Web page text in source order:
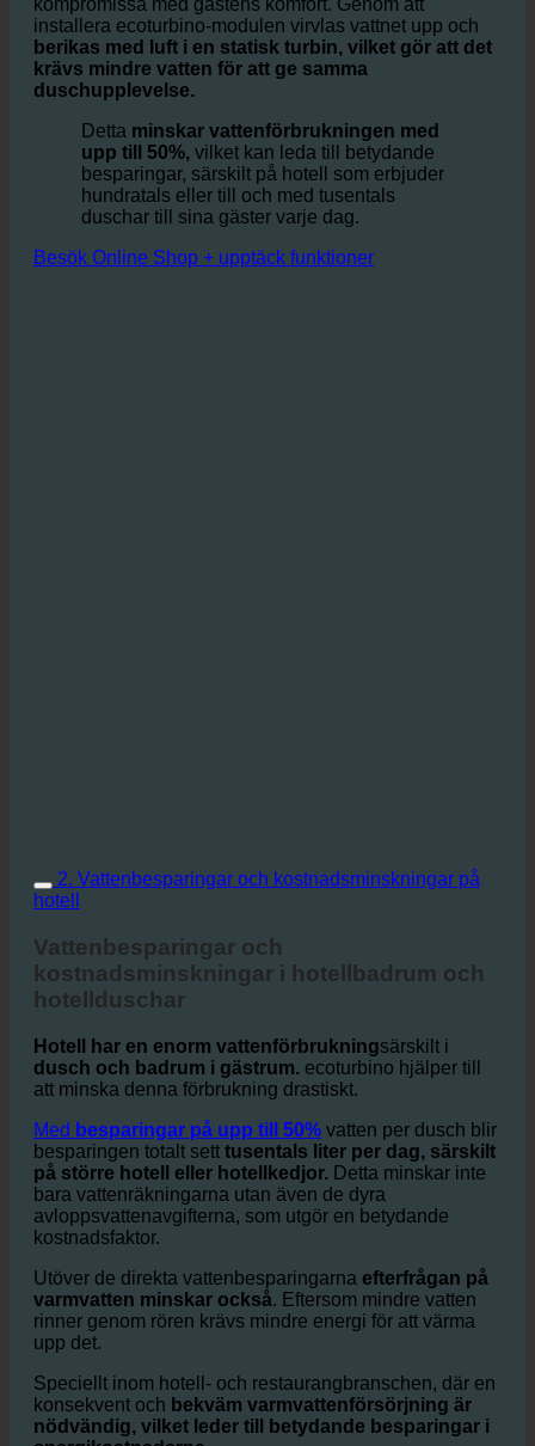
Den bygger på idén att optimera förhållandet mellan
vatten och luft i duschar och handfat, utan att
kompromissa med gästens komfort. Genom att
installera ecoturbino-modulen virvlas vattnet upp och
berikas med luft i en statisk turbin, vilket gör att det
duschupplevelse.
Dettaminskar vattenförbrukningen med
upp till 50%,vilket kan leda till betydande
besparingar, särskilt på hotell som erbjuder
duschar till sina gäster varje dag.
hotell
Vattenbesparingar och
hotellduschar
Hotell har en enorm vattenförbrukning
att minska denna förbrukning drastiskt.
Medbesparingar på upp till 50%vatten per dusch blir
besparingen totalt setttusentals liter per dag, särskilt
på större hotell eller hotellkedjor. Detta minskar inte
bara vattenräkningarna utan även de dyra
kostnadsfaktor.
Utöver de direkta vattenbesparingarnaefterfrågan på
varmvatten minskar också
upp det.
Speciellt inom hotell- och restaurangbranschen, där en